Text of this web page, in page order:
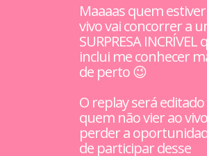
Maaaas quem
vivo vai concorrer a
SURPRESA INCRÍVEL
inclui me conhecer
de perto 😉
O replay será editado
quem não vier ao
perder a
de participar desse